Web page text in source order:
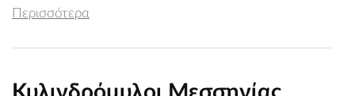
Περισσότερα